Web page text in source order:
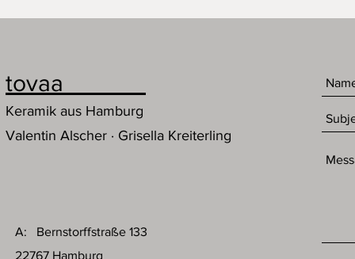
tovaa
Keramik aus Hamburg
Valentin Alscher · Grisella Kreiterling
A: Bernstorffstraße 133
22767 Hamburg